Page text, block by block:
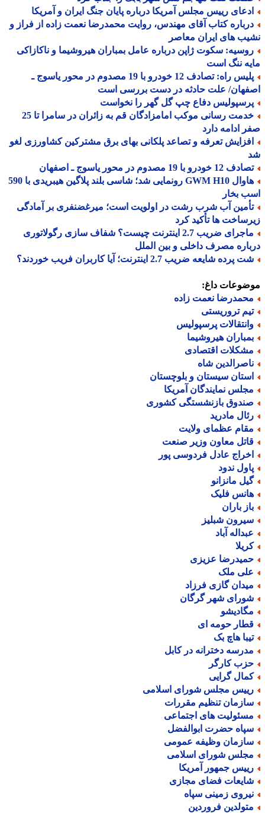
رییس مجلس آمریکا درباره پایان جنگ ایران و آمریکا
کتاب آقای مهندس، روایت محمدرضا نعمت زاده از فراز و
های ایران معاصر
سکوت ژاپن درباره عامل بمباران هیروشیما و ناکازاکی
ننگ است
پلیس راه: تصادف 12 خودرو با 19 مصدوم در محور یاسوج ـ
علت حادثه در دست بررسی است
دفاع چپ گل گهر را نخواست
خدمت رسانی موکب امامزادگان قم به زائران در سامرا تا 25
ادامه دارد
تعرفه و تصاعد پلکانی بهای برق مشترکین کشاورزی لغو
خودرو با 19 مصدوم در محور یاسوج ـ اصفهان
هاوال GWM H10 رونمایی شد؛ شاسی بلند پلاگین هیبریدی با 590
بخار
آب شرب رشت در اولویت است؛ میرغضنفری بر آمادگی
ها تأکید کرد
ماجرای ضریب 2.7 اینترنت چیست؟ شفاف سازی رگولاتوری
مصرف داخلی و بین الملل
شایعه ضریب 2.7 اینترنت؛ آیا کاربران فریب خوردند؟
داغ:
نعمت زاده
تروریستی
پرسپولیس
هیروشیما
اقتصادی
شاه
سیستان و بلوچستان
نمایندگان آمریکا
بازنشستگی کشوری
مادرید
عظمای ولایت
معاون وزیر صنعت
عادل فردوسی پور
ندود
مانزانو
فلیک
باران
شبلیز
آباد
عزیزی
ملک
گازی فرزاد
شهر گرگان
حومه ای
هاچ بک
دخترانه در کابل
کارگر
گرایی
مجلس شورای اسلامی
تنظیم مقررات
های اجتماعی
حضرت ابوالفضل
وظیفه عمومی
شورای اسلامی
جمهور آمریکا
فضای مجازی
زمینی سپاه
فروردین